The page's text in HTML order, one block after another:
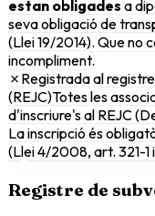
estan obligades a
seva obligació de
(Llei 19/2014). Que no
incompliment.
✗ Registrada al
(REJC)Totes les
d'inscriure's al REJC
La inscripció és
(Llei 4/2008, art. 321-1 i
Registre de